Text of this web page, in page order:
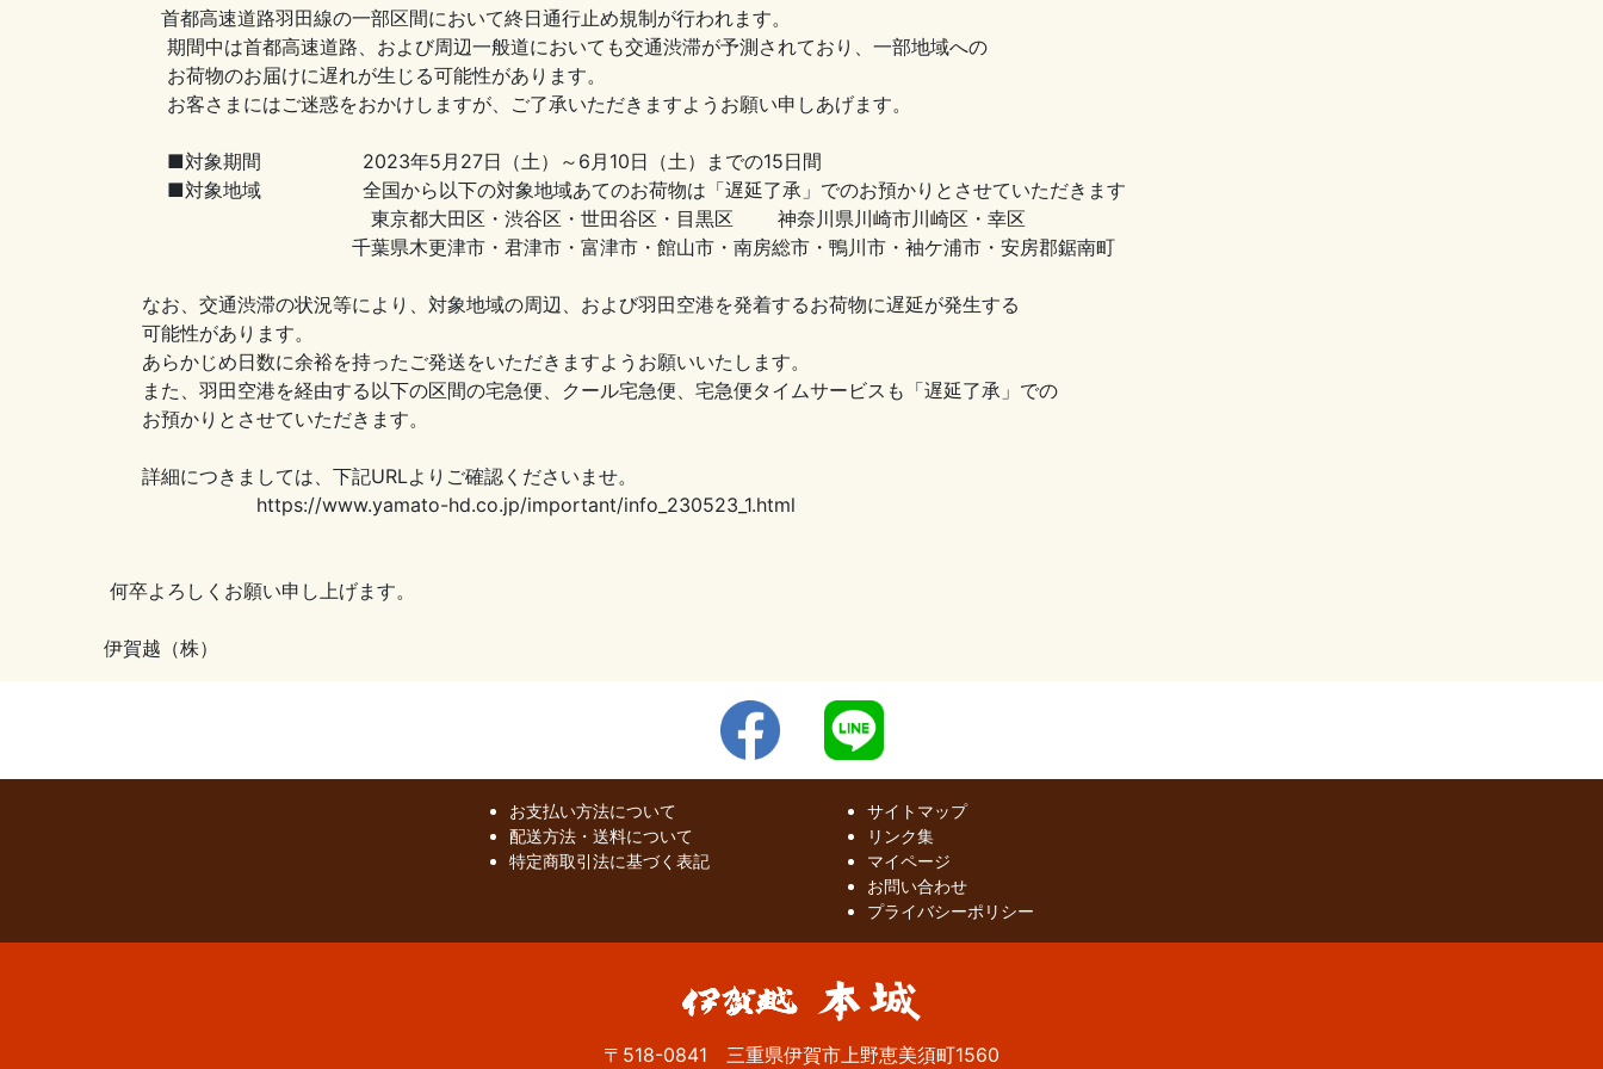
首都高速道路羽田線の一部区間において終日通行止め規制が行われます。
期間中は首都高速道路、および周辺一般道においても交通渋滞が予測されており、一部地域への
お荷物のお届けに遅れが生じる可能性があります。
お客さまにはご迷惑をおかけしますが、ご了承いただきますようお願い申しあげます。
■対象期間 2023年5月27日（土）～6月10日（土）までの15日間
■対象地域 全国から以下の対象地域あてのお荷物は「遅延了承」でのお預かりとさせていただきます
東京都大田区・渋谷区・世田谷区・目黒区 神奈川県川崎市川崎区・幸区
千葉県木更津市・君津市・富津市・館山市・南房総市・鴨川市・袖ケ浦市・安房郡鋸南町
なお、交通渋滞の状況等により、対象地域の周辺、および羽田空港を発着するお荷物に遅延が発生する
可能性があります。
あらかじめ日数に余裕を持ったご発送をいただきますようお願いいたします。
また、羽田空港を経由する以下の区間の宅急便、クール宅急便、宅急便タイムサービスも「遅延了承」での
お預かりとさせていただきます。
詳細につきましては、下記URLよりご確認くださいませ。
https://www.yamato-hd.co.jp/important/info_230523_1.html
何卒よろしくお願い申し上げます。
伊賀越（株）
お支払い方法について
配送方法・送料について
特定商取引法に基づく表記
サイトマップ
リンク集
マイページ
お問い合わせ
プライバシーポリシー
〒518-0841 三重県伊賀市上野恵美須町1560